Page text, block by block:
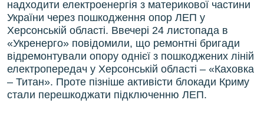
надходити електроенергія з материкової частини
України через пошкодження опор ЛЕП у
Херсонській області. Ввечері 24 листопада в
«Укренерго» повідомили, що ремонтні бригади
відремонтували опору однієї з пошкоджених ліній
електропередач у Херсонській області – «Каховка
– Титан». Проте пізніше активісти блокади Криму
стали перешкоджати підключенню ЛЕП.